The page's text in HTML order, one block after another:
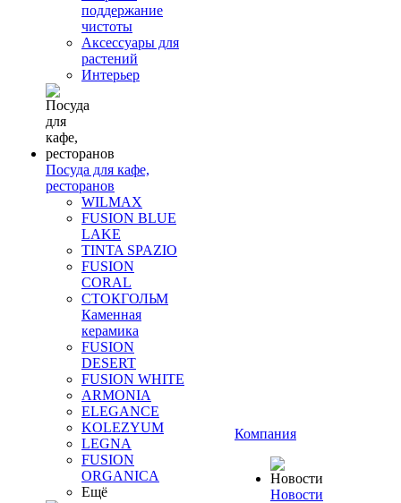
поддержание
чистоты
Аксессуары для
растений
Интерьер
Посуда для кафе,
ресторанов
WILMAX
FUSION BLUE
LAKE
TINTA SPAZIO
FUSION
CORAL
СТОКГОЛЬМ
Каменная
керамика
FUSION
DESERT
FUSION WHITE
ARMONIA
ELEGANCE
KOLEZYUM
LEGNA
FUSION
ORGANICA
Ещё
Компания
Новости